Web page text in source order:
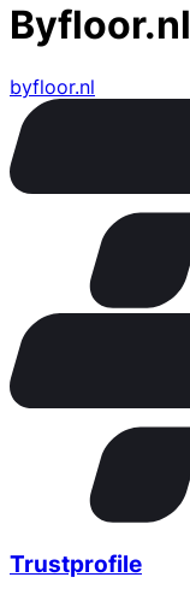
Byfloor.nl
byfloor.nl
Trustprofile